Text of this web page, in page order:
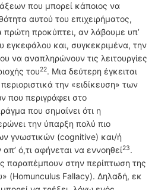
που μπορεί κάποιος να
αυτού του επιχειρήματος,
πρώτη προκύπτει, αν λάβουμε υπ’
εγκεφάλου και, συγκεκριμένα, την
να αναπληρώνουν τις λειτουργίες
του22. Μια δεύτερη έγκειται
την «ειδίκευση» των
που περιγράφει στο
που σημαίνει ότι η
την ύπαρξη πολύ πιο
γνωστικών (cognitive) και/ή
ό,τι αφήνεται να εννοηθεί23.
παραπέμπουν στην περίπτωση της
(Homunculus Fallacy). Δηλαδή, εκ